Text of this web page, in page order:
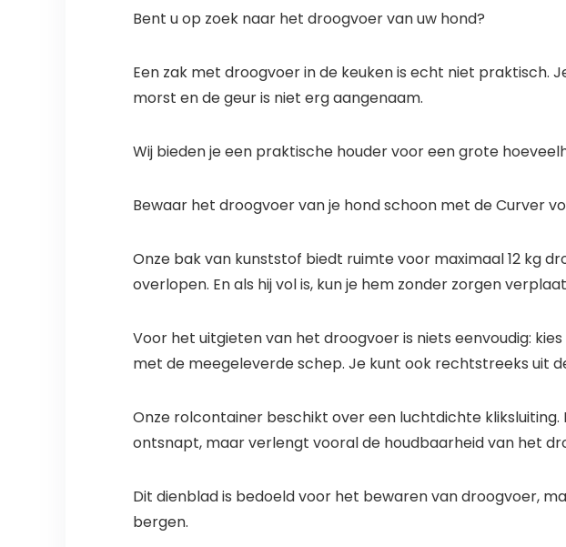
Bent u op zoek naar het droogvoer van uw hond?
Een zak met droogvoer in de keuken is echt niet
morst en de geur is niet erg aangenaam.
Wij bieden je een praktische houder voor een grote
Bewaar het droogvoer van je hond schoon met de Curver
Onze bak van kunststof biedt ruimte voor maximaal 12 kg
overlopen. En als hij vol is, kun je hem zonder zorgen
Voor het uitgieten van het droogvoer is niets eenvoudig:
met de meegeleverde schep. Je kunt ook rechtstreeks uit
Onze rolcontainer beschikt over een luchtdichte
ontsnapt, maar verlengt vooral de houdbaarheid van het
Dit dienblad is bedoeld voor het bewaren van droogvoer,
bergen.